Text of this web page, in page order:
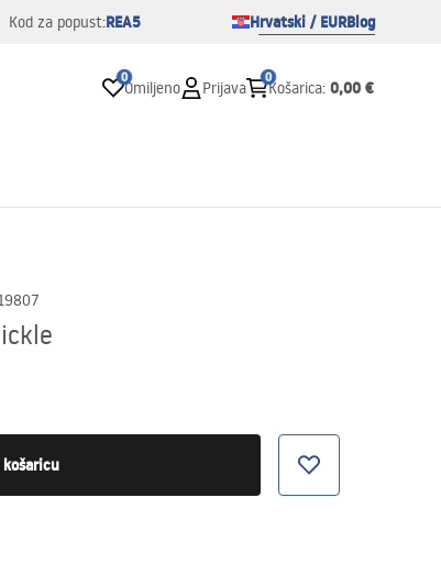
Kod za popust:REA5 Hrvatski / EURBlog
0
Omiljeno Prijava
0
Košarica: 0,00 €